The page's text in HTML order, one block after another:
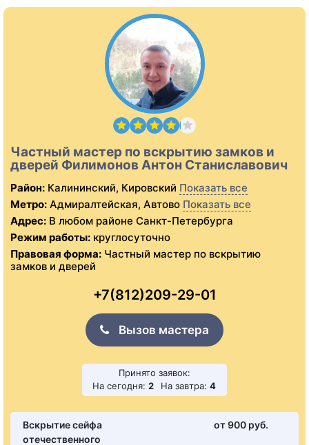
Частный мастер по вскрытию замков и
дверей Филимонов Антон Станиславович
Район: Калининский, Кировский Показать все
Метро: Адмиралтейская, Автово Показать все
Адрес: В любом районе Санкт-Петербурга
Режим работы: круглосуточно
Правовая форма: Частный мастер по вскрытию
замков и дверей
+7(812)209-29-01
Вызов мастера
Принято заявок:
На сегодня: 2 На завтра: 4
Вскрытие сейфа
отечественного
от 900 pуб.